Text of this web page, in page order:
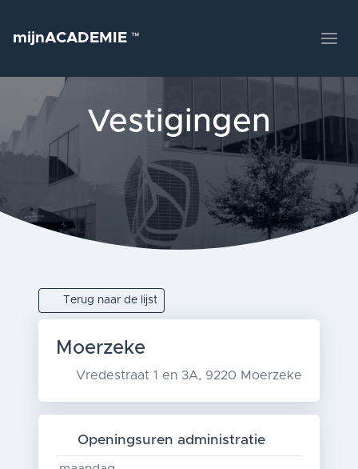
mijnACADEMIE ™
Vestigingen
Terug naar de lijst
Moerzeke
Vredestraat 1 en 3A, 9220 Moerzeke
Openingsuren administratie